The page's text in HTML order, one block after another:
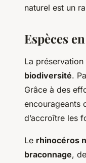
naturel est un
Espèces
La
biodiversité.
Grâce à des
encourageants
d’accroître les
Le rhinocéros
braconnage,